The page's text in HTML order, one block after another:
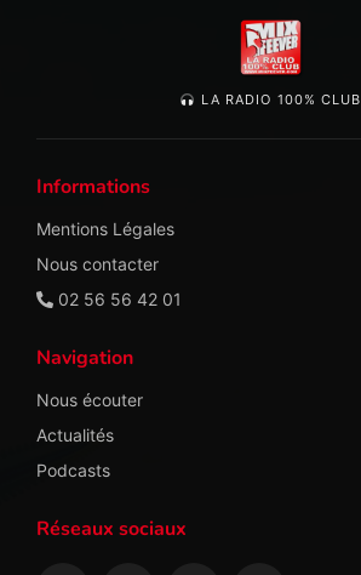
LA RADIO 100% CLUB
Informations
Mentions Légales
Nous contacter
02 56 56 42 01
Navigation
Nous écouter
Actualités
Podcasts
Réseaux sociaux